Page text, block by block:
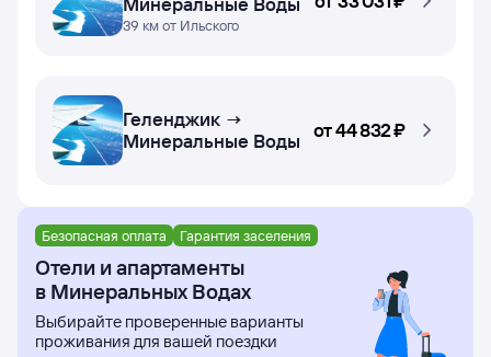
39 км от Ильского
Геленджик →
Минеральные Воды
от44 ⁠832 ⁠₽
Безопасная оплата Гарантия заселения
Отели и апартаменты
в Минеральных Водах
Выбирайте проверенные варианты
проживания для вашей поездки